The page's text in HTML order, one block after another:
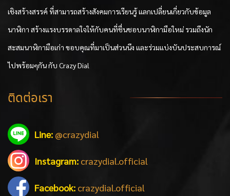
เชิงสร้างสรรค์ ที่สามารถสร้างสังคมการเรียนรู้ แลกเปลี่ยนเกี่ยวกับข้อมูล
นาฬิกา สร้างแรงบรรดาลใจให้กับคนที่ชื่นชอบนาฬิกามือใหม่ รวมถึงนัก
สะสมนาฬิกามือเก่า ขอบคุณที่มาเป็นส่วนนึง และร่วมแบ่งบันประสบการณ์
ไปพร้อมๆกัน กับ Crazy Dial
ติดต่อเรา
Line: @crazydial
Instagram: crazydial.official
Facebook: crazydial.official